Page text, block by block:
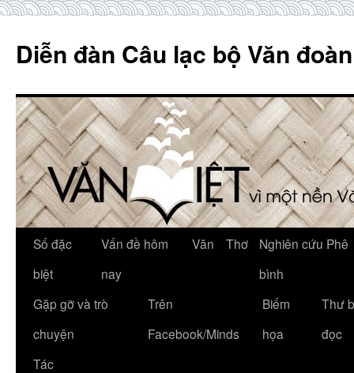
content
Diễn đàn Câu lạc bộ Văn
Số đặc
biệt
Vấn đề hôm
nay
Văn Thơ
Nghiên cứu Phê
bình
Gặp gỡ và trò
chuyện
Trên
Facebook/Minds
Biếm
họa
Thư
đọc
Tác